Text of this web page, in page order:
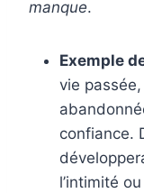
manque.
Exemple
vie
confiance.
l’intimité